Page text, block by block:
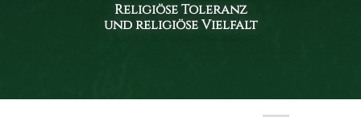
Religiöse Toleranz
und religiöse Vielfalt